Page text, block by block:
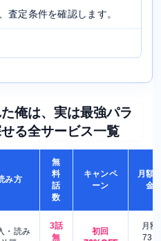
査定条件を確認します。
俺は、実は最強パラ
る全サービス一覧
み方
無
料
話
数
キャンペ
ーン
月額
金
・読み
3話
無
初回
月額
730